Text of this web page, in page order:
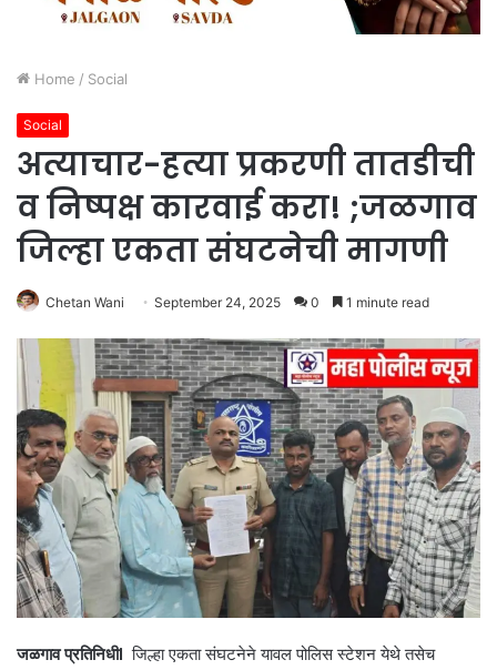
Home / Social
Social
अत्याचार-हत्या प्रकरणी तातडीची
व निष्पक्ष कारवाई करा! ;जळगाव
जिल्हा एकता संघटनेची मागणी
Chetan Wani September 24, 2025 0 1 minute read
जळगाव प्रतिनिधीI जिल्हा एकता संघटनेने यावल पोलिस स्टेशन येथे तसेच